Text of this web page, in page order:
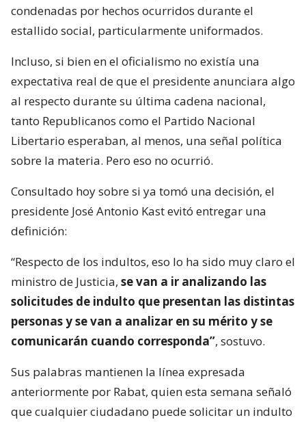
condenadas por hechos ocurridos durante el
estallido social, particularmente uniformados.
Incluso, si bien en el oficialismo no existía una
expectativa real de que el presidente anunciara algo
al respecto durante su última cadena nacional,
tanto Republicanos como el Partido Nacional
Libertario esperaban, al menos, una señal política
sobre la materia. Pero eso no ocurrió.
Consultado hoy sobre si ya tomó una decisión, el
presidente José Antonio Kast evitó entregar una
definición:
“Respecto de los indultos, eso lo ha sido muy claro el
ministro de Justicia, se van a ir analizando las
solicitudes de indulto que presentan las distintas
personas y se van a analizar en su mérito y se
comunicarán cuando corresponda”, sostuvo.
Sus palabras mantienen la línea expresada
anteriormente por Rabat, quien esta semana señaló
que cualquier ciudadano puede solicitar un indulto